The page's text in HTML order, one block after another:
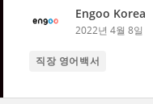
Engoo Korea
2022년 4월 8일
직장 영어백서